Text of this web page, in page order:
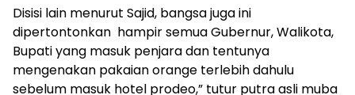
Disisi lain menurut Sajid, bangsa juga ini
dipertontonkan hampir semua Gubernur, Walikota,
Bupati yang masuk penjara dan tentunya
mengenakan pakaian orange terlebih dahulu
sebelum masuk hotel prodeo,” tutur putra asli muba